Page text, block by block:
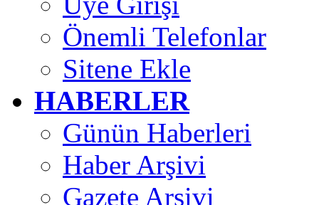
Önemli Telefonlar
Sitene Ekle
HABERLER
Günün Haberleri
Haber Arşivi
Gazete Arşivi